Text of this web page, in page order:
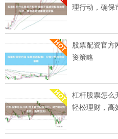
理行动，确保
股票配资官方
资策略
杠杆股票怎么
轻松理财，高